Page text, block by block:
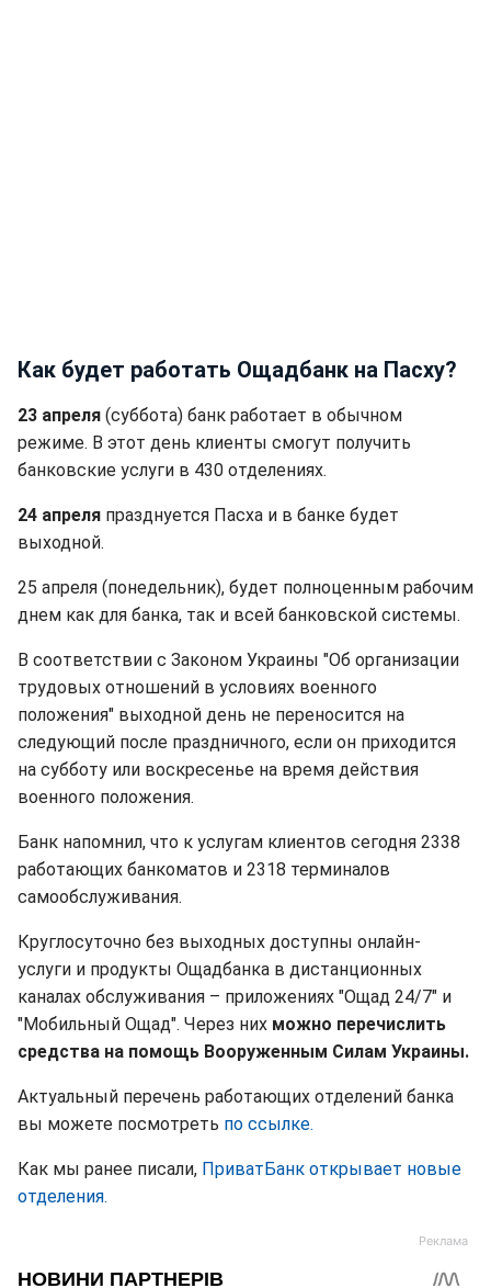
Как будет работать Ощадбанк на Пасху?
23 апреля (суббота) банк работает в обычном
режиме. В этот день клиенты смогут получить
банковские услуги в 430 отделениях.
24 апреля празднуется Пасха и в банке будет
выходной.
25 апреля (понедельник), будет полноценным рабочим
днем ​​как для банка, так и всей банковской системы.
В соответствии с Законом Украины "Об организации
трудовых отношений в условиях военного
положения" выходной день не переносится на
следующий после праздничного, если он приходится
на субботу или воскресенье на время действия
военного положения.
Банк напомнил, что к услугам клиентов сегодня 2338
работающих банкоматов и 2318 терминалов
самообслуживания.
Круглосуточно без выходных доступны онлайн-
услуги и продукты Ощадбанка в дистанционных
каналах обслуживания – приложениях "Ощад 24/7" и
"Мобильный Ощад". Через них можно перечислить
средства на помощь Вооруженным Силам Украины.
Актуальный перечень работающих отделений банка
вы можете посмотреть по ссылке.
Как мы ранее писали, ПриватБанк открывает новые
отделения.